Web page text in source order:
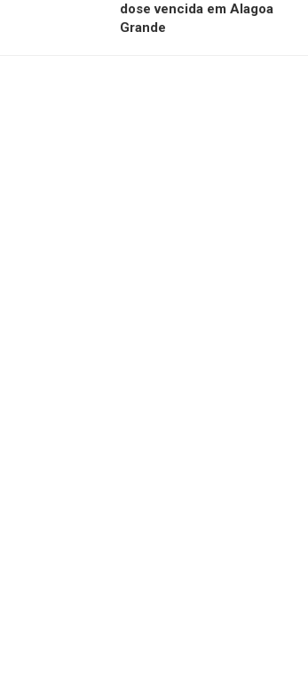
dose vencida em Alagoa
Grande